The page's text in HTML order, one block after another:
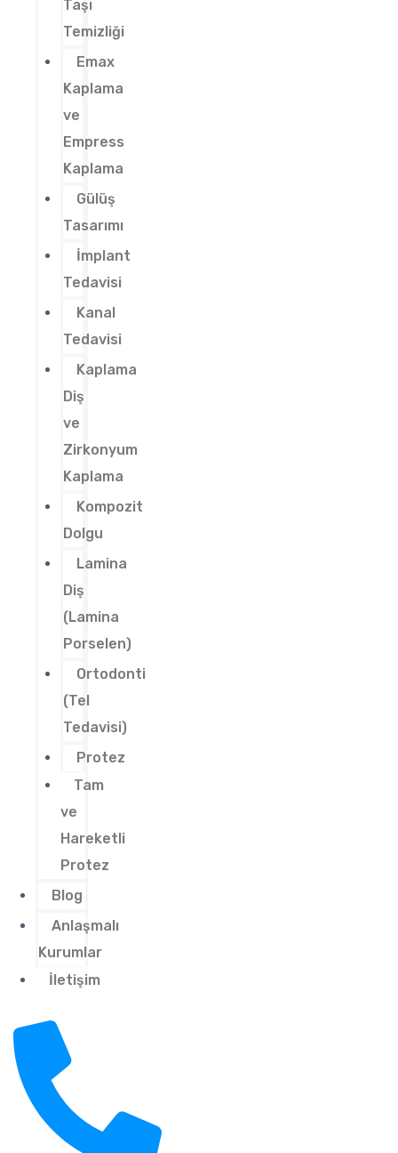
Taşı
Temizliği
Emax
Kaplama
ve
Empress
Kaplama
Gülüş
Tasarımı
İmplant
Tedavisi
Kanal
Tedavisi
Kaplama
Diş
ve
Zirkonyum
Kaplama
Kompozit
Dolgu
Lamina
Diş
(Lamina
Porselen)
Ortodonti
(Tel
Tedavisi)
Protez
Tam
ve
Hareketli
Protez
Blog
Anlaşmalı
Kurumlar
İletişim